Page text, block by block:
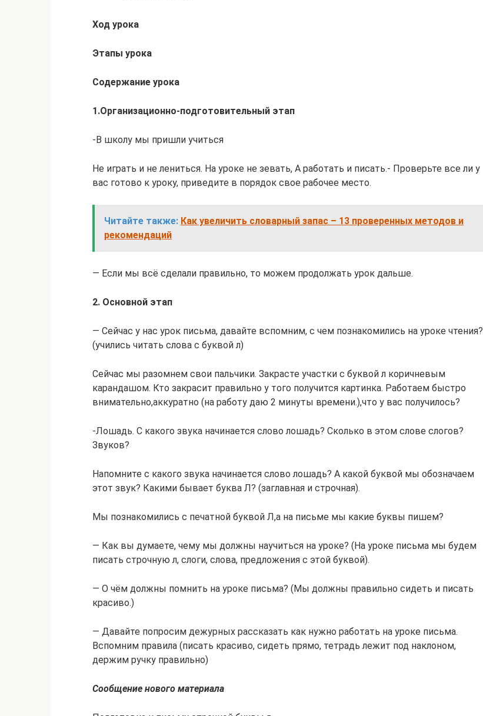
Ход урока
Этапы урока
Содержание урока
1.Организационно-подготовительный этап
-В школу мы пришли учиться
Не играть и не лениться. На уроке не зевать, А работать и писать.- Проверьте все ли у
вас готово к уроку, приведите в порядок свое рабочее место.
Читайте также: Как увеличить словарный запас – 13 проверенных методов и
рекомендаций
— Если мы всё сделали правильно, то можем продолжать урок дальше.
2. Основной этап
— Сейчас у нас урок письма, давайте вспомним, с чем познакомились на уроке чтения?
(учились читать слова с буквой л)
Сейчас мы разомнем свои пальчики. Закрасте участки с буквой л коричневым
карандашом. Кто закрасит правильно у того получится картинка. Работаем быстро
внимательно,аккуратно (на работу даю 2 минуты времени.),что у вас получилось?
-Лошадь. С какого звука начинается слово лошадь? Сколько в этом слове слогов?
Звуков?
Напомните с какого звука начинается слово лошадь? А какой буквой мы обозначаем
этот звук? Какими бывает буква Л? (заглавная и строчная).
Мы познакомились с печатной буквой Л,а на письме мы какие буквы пишем?
— Как вы думаете, чему мы должны научиться на уроке? (На уроке письма мы будем
писать строчную л, слоги, слова, предложения с этой буквой).
— О чём должны помнить на уроке письма? (Мы должны правильно сидеть и писать
красиво.)
— Давайте попросим дежурных рассказать как нужно работать на уроке письма.
Вспомним правила (писать красиво, сидеть прямо, тетрадь лежит под наклоном,
держим ручку правильно)
Сообщение нового материала